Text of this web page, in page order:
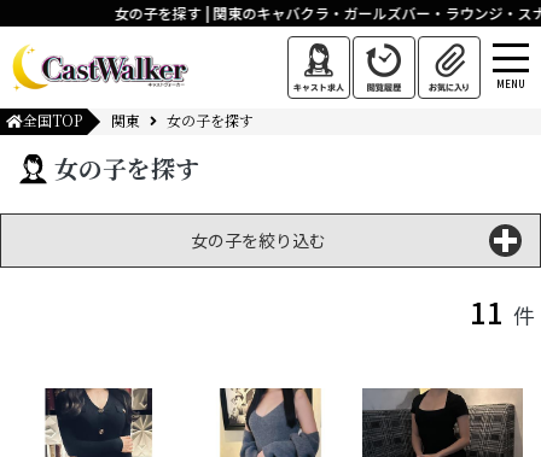
女の子を探す | 関東のキャバクラ・ガールズバー・ラウンジ・ス
MENU
全国TOP 関東 女の子を探す
女の子を探す
女の子を絞り込む
11 件